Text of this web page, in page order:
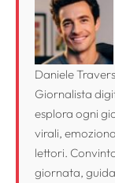
Daniele
Giornalista
esplora ogni
virali,
lettori.
giornata,